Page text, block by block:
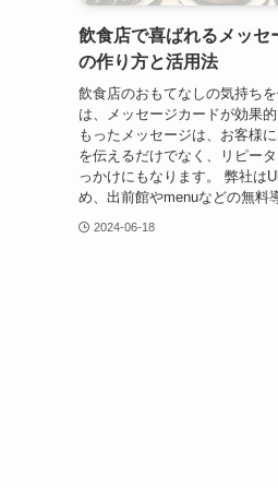
飲食店で喜ばれるメッセ
の作り方と活用法
飲食店のおもてなしの気持ち
は、メッセージカードが効果
もったメッセージは、お客様
を伝えるだけでなく、リピー
っかけにもなります。 弊社は
め、出前館やmenuなどの無料
2024-06-18